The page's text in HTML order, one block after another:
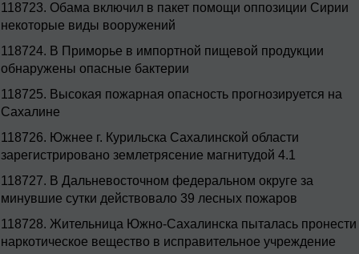
118723. Обама включил в пакет помощи оппозиции Сирии
некоторые виды вооружений
118724. В Приморье в импортной пищевой продукции
обнаружены опасные бактерии
118725. Высокая пожарная опасность прогнозируется на
Сахалине
118726. Южнее г. Курильска Сахалинской области
зарегистрировано землетрясение магнитудой 4.1
118727. В Дальневосточном федеральном округе за
минувшие сутки действовало 39 лесных пожаров
118728. Жительница Южно-Сахалинска пыталась пронести
наркотическое вещество в исправительное учреждение